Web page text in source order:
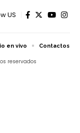
US
reservados
en vivo Contactos